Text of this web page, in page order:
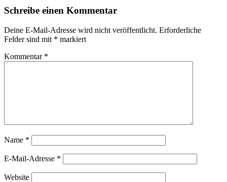
Schreibe einen Kommentar
Deine E-Mail-Adresse wird nicht veröffentlicht. Erforderliche
Felder sind mit * markiert
Kommentar *
Name *
E-Mail-Adresse *
Website